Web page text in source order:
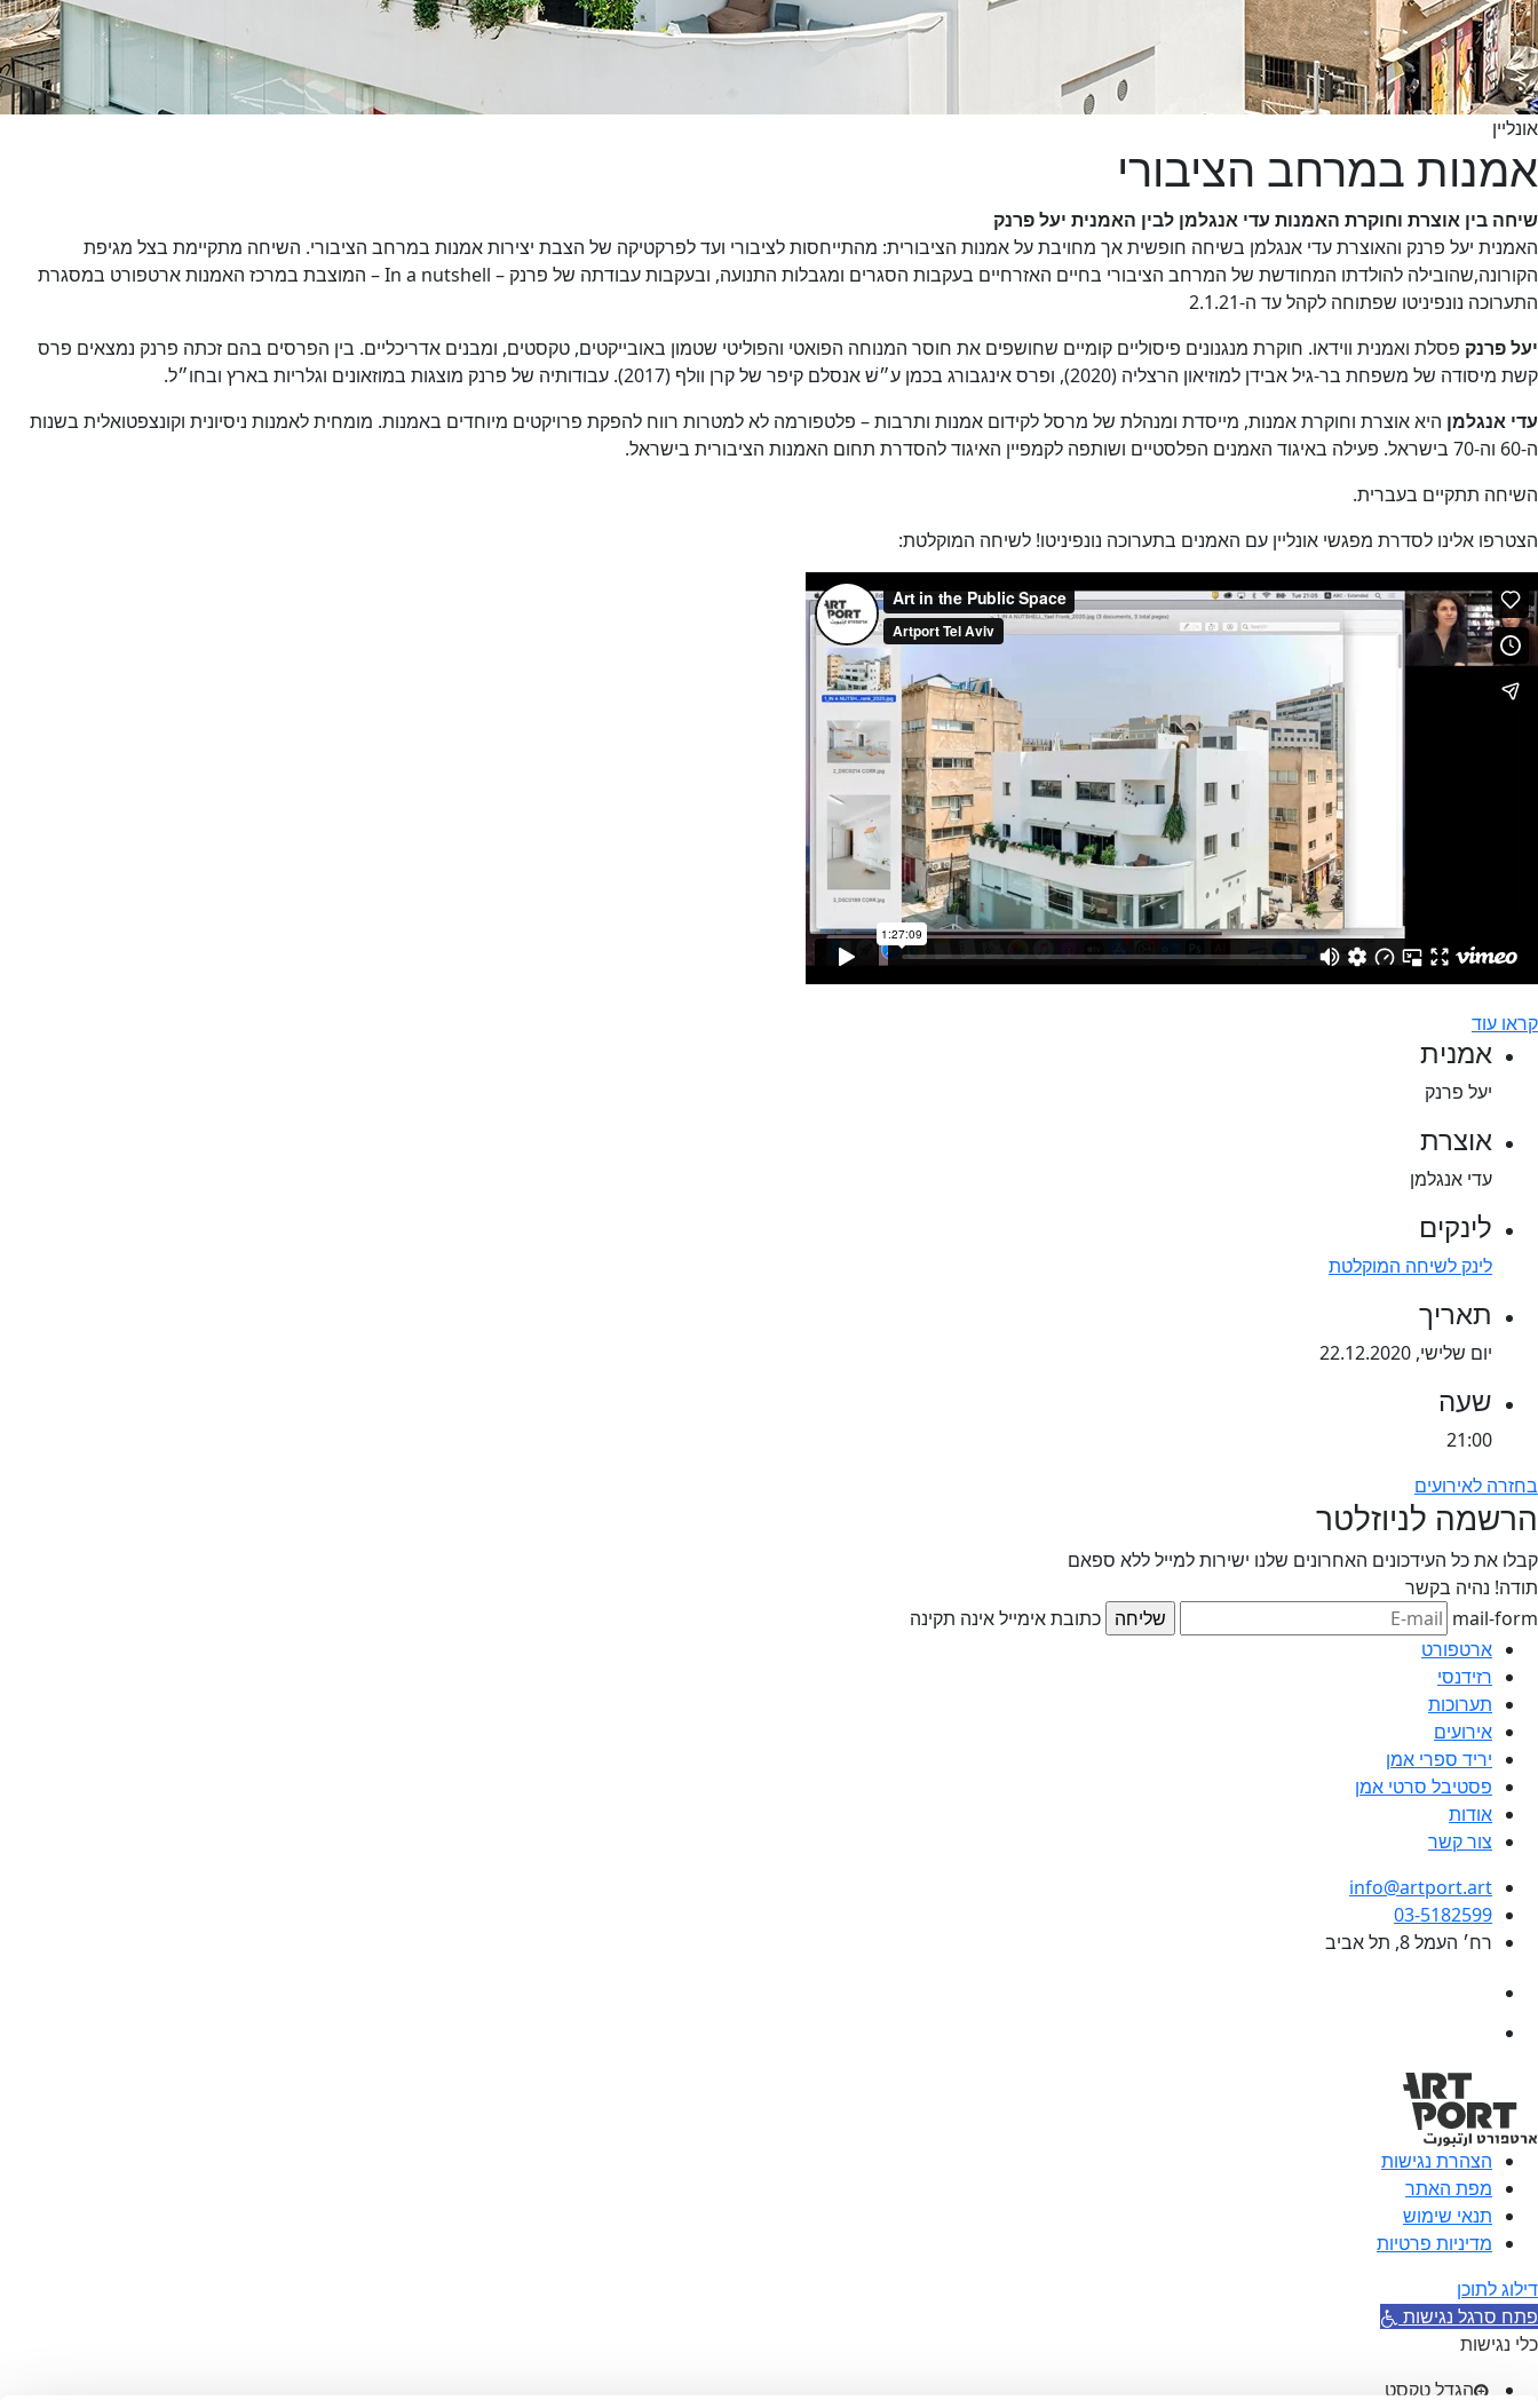
אונליין
אמנות במרחב הציבורי
שיחה בין אוצרת וחוקרת האמנות עדי אנגלמן לבין האמנית יעל פרנק
האמנית יעל פרנק והאוצרת עדי אנגלמן בשיחה חופשית אך מחויבת על אמנות הציבורית: מהתייחסות לציבורי ועד לפרקטיקה של הצבת יצירות אמנות במרחב הציבורי. השיחה מתקיימת בצל מגיפת
הקורונה,שהובילה להולדתו המחודשת של המרחב הציבורי בחיים האזרחיים בעקבות הסגרים ומגבלות התנועה, ובעקבות עבודתה של פרנק – In a nutshell – המוצבת במרכז האמנות ארטפורט במסגרת
התערוכה נונפיניטו שפתוחה לקהל עד ה-2.1.21
יעל פרנק פסלת ואמנית ווידאו. חוקרת מנגנונים פיסוליים קומיים שחושפים את חוסר המנוחה הפואטי והפוליטי שטמון באובייקטים, טקסטים, ומבנים אדריכליים. בין הפרסים בהם זכתה פרנק נמצאים פרס
קשת מיסודה של משפחת בר-גיל אבידן למוזיאון הרצליה (2020), ופרס אינגבורג בכמן ע״שׁ אנסלם קיפר של קרן וולף (2017). עבודותיה של פרנק מוצגות במוזאונים וגלריות בארץ ובחו״ל.
עדי אנגלמן היא אוצרת וחוקרת אמנות, מייסדת ומנהלת של מרסל לקידום אמנות ותרבות – פלטפורמה לא למטרות רווח להפקת פרויקטים מיוחדים באמנות. מומחית לאמנות ניסיונית וקונצפטואלית בשנות
ה-60 וה-70 בישראל. פעילה באיגוד האמנים הפלסטיים ושותפה לקמפיין האיגוד להסדרת תחום האמנות הציבורית בישראל.
השיחה תתקיים בעברית.
הצטרפו אלינו לסדרת מפגשי אונליין עם האמנים בתערוכה נונפיניטו! לשיחה המוקלטת:
קראו עוד
אמנית
יעל פרנק
אוצרת
עדי אנגלמן
לינקים
לינק לשיחה המוקלטת
תאריך
יום שלישי, 22.12.2020
שעה
21:00
בחזרה לאירועים
הרשמה לניוזלטר
קבלו את כל העידכונים האחרונים שלנו ישירות למייל ללא ספאם
תודה! נהיה בקשר
mail-form
כתובת אימייל אינה תקינה
ארטפורט
רזידנסי
תערוכות
אירועים
יריד ספרי אמן
פסטיבל סרטי אמן
אודות
צור קשר
info@artport.art
03-5182599
רח׳ העמל 8, תל אביב
הצהרת נגישות
מפת האתר
תנאי שימוש
מדיניות פרטיות
דילוג לתוכן
פתח סרגל נגישות
כלי נגישות
הגדל טקסט